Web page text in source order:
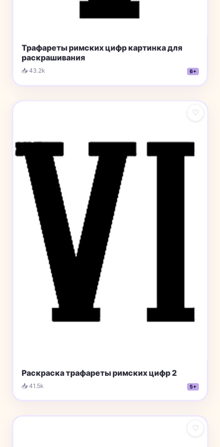
Трафареты римских цифр картинка для
раскрашивания
📥 43.2k 6+
♡
Раскраска трафареты римских цифр 2
📥 41.5k 5+
♡